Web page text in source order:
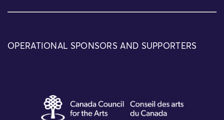
OPERATIONAL SPONSORS AND SUPPORTERS